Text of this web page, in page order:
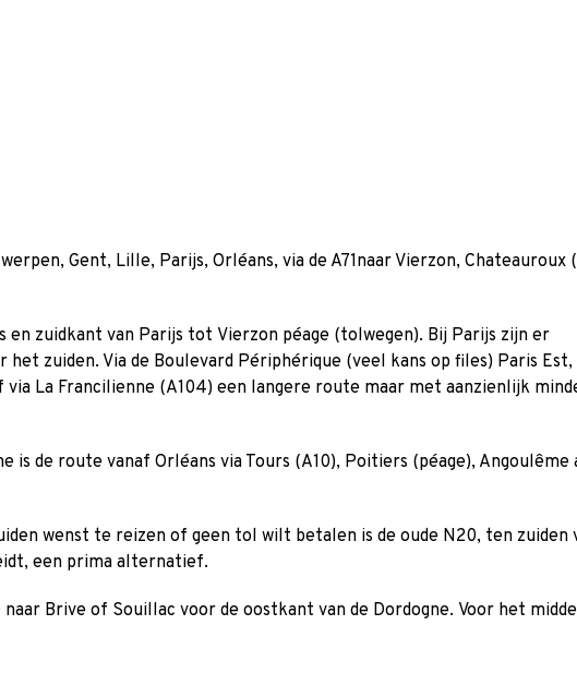
Gent, Lille, Parijs, Orléans, via de A71naar Vierzon, Chateauroux
zuidkant van Parijs tot Vierzon péage (tolwegen). Bij Parijs zijn er
zuiden. Via de Boulevard Périphérique (veel kans op files) Paris Est,
via La Francilienne (A104) een langere route maar met aanzienlijk
is de route vanaf Orléans via Tours (A10), Poitiers (péage), Angoulême
wenst te reizen of geen tol wilt betalen is de oude N20, ten zuiden
een prima alternatief.
Brive of Souillac voor de oostkant van de Dordogne. Voor het